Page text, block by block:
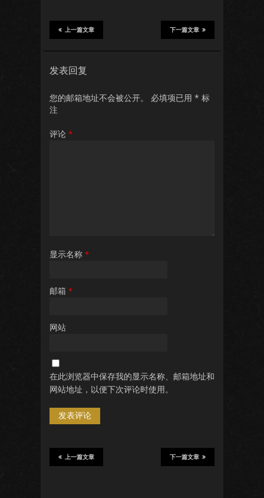
下一篇文章
上一篇文章
发表回复
您的邮箱地址不会被公开。 必填项已用 * 标
注
评论 *
显示名称 *
邮箱 *
网站
在此浏览器中保存我的显示名称、邮箱地址和
网站地址，以便下次评论时使用。
下一篇文章
上一篇文章